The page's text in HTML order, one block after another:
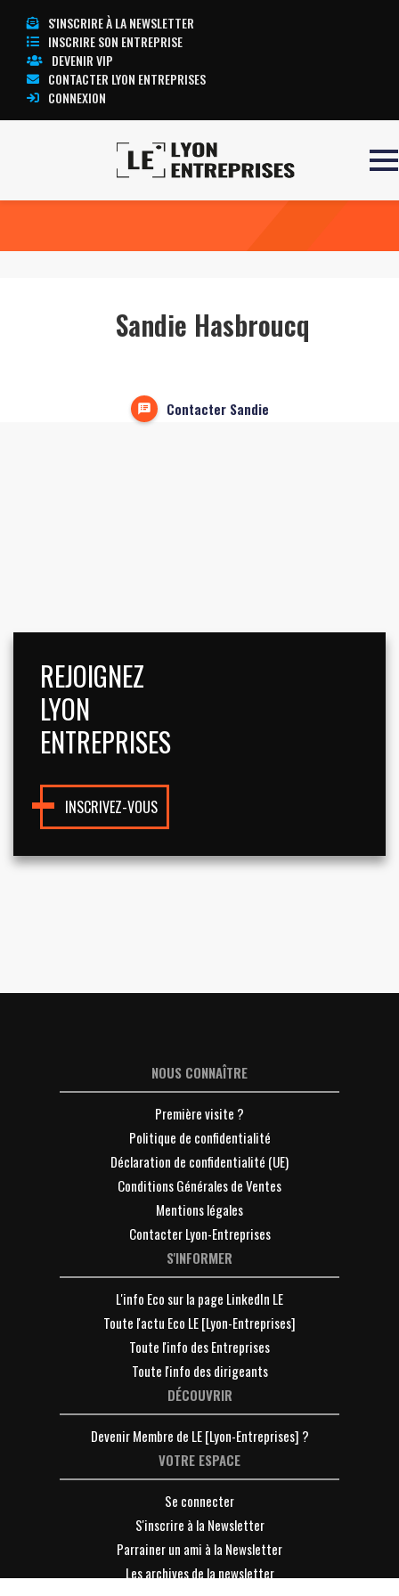
S'INSCRIRE À LA NEWSLETTER
INSCRIRE SON ENTREPRISE
DEVENIR VIP
CONTACTER LYON ENTREPRISES
CONNEXION
Sandie Hasbroucq
Contacter Sandie
REJOIGNEZ
LYON
ENTREPRISES
INSCRIVEZ-VOUS
NOUS CONNAÎTRE
Première visite ?
Politique de confidentialité
Déclaration de confidentialité (UE)
Conditions Générales de Ventes
Mentions légales
Contacter Lyon-Entreprises
S'INFORMER
L'info Eco sur la page LinkedIn LE
Toute l'actu Eco LE [Lyon-Entreprises]
Toute l'info des Entreprises
Toute l'info des dirigeants
DÉCOUVRIR
Devenir Membre de LE [Lyon-Entreprises] ?
VOTRE ESPACE
Se connecter
S'inscrire à la Newsletter
Parrainer un ami à la Newsletter
Les archives de la newsletter